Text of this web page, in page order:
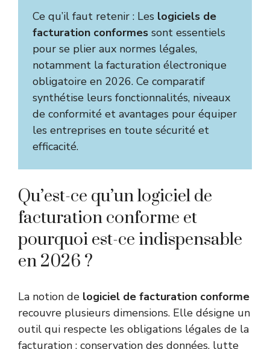
Ce qu’il faut retenir : Les logiciels de
facturation conformes sont essentiels
pour se plier aux normes légales,
notamment la facturation électronique
obligatoire en 2026. Ce comparatif
synthétise leurs fonctionnalités, niveaux
de conformité et avantages pour équiper
les entreprises en toute sécurité et
efficacité.
Qu’est-ce qu’un logiciel de
facturation conforme et
pourquoi est-ce indispensable
en 2026 ?
La notion de logiciel de facturation conforme
recouvre plusieurs dimensions. Elle désigne un
outil qui respecte les obligations légales de la
facturation : conservation des données, lutte